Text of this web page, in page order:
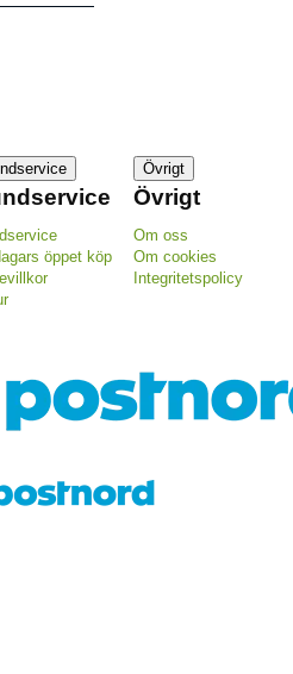
öppet köp
Övrigt
Övrigt
Om oss
Om cookies
Integritetspolicy